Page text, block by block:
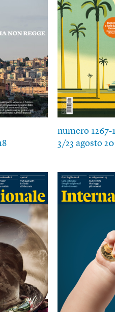
numero 1267-
3/23 agosto